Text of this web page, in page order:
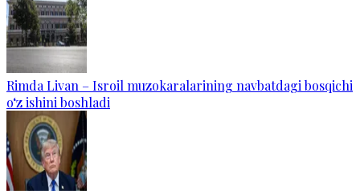
Rimda Livan – Isroil muzokaralarining navbatdagi bosqichi
o‘z ishini boshladi